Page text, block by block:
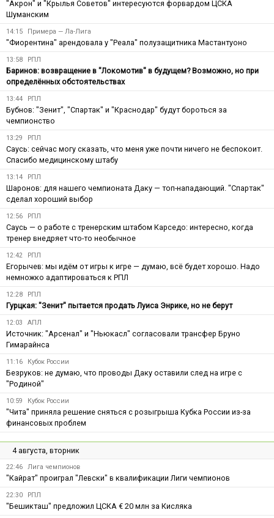
"Акрон" и "Крылья Советов" интересуются форвардом ЦСКА
Шуманским
14:15 Примера — Ла-Лига
"Фиорентина" арендовала у "Реала" полузащитника Мастантуоно
13:58 РПЛ
Баринов: возвращение в "Локомотив" в будущем? Возможно, но при
определённых обстоятельствах
13:44 РПЛ
Бубнов: "Зенит", "Спартак" и "Краснодар" будут бороться за
чемпионство
13:29 РПЛ
Саусь: сейчас могу сказать, что меня уже почти ничего не беспокоит.
Спасибо медицинскому штабу
13:14 РПЛ
Шаронов: для нашего чемпионата Даку — топ-нападающий. "Спартак"
сделал хороший выбор
12:56 РПЛ
Саусь — о работе с тренерским штабом Карседо: интересно, когда
тренер внедряет что-то необычное
12:42 РПЛ
Егорычев: мы идём от игры к игре — думаю, всё будет хорошо. Надо
немножко адаптироваться к РПЛ
12:28 РПЛ
Гурцкая: "Зенит" пытается продать Луиса Энрике, но не берут
12:03 АПЛ
Источник: "Арсенал" и "Ньюкасл" согласовали трансфер Бруно
Гимарайнса
11:16 Кубок России
Безруков: не думаю, что проводы Даку оставили след на игре с
"Родиной"
10:59 Кубок России
"Чита" приняла решение сняться с розыгрыша Кубка России из-за
финансовых проблем
4 августа, вторник
22:46 Лига чемпионов
"Кайрат" проиграл "Левски" в квалификации Лиги чемпионов
22:30 РПЛ
"Бешикташ" предложил ЦСКА € 20 млн за Кисляка